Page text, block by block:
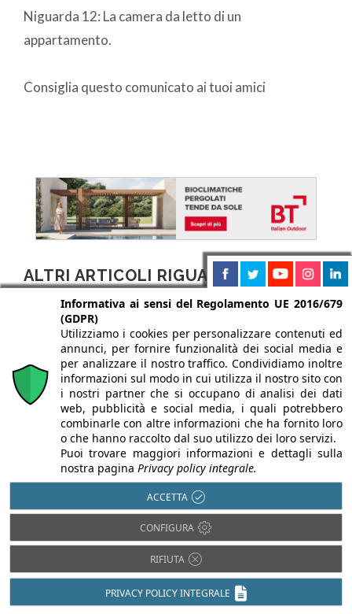
Niguarda 12: La camera da letto di un
appartamento.
Consiglia questo comunicato ai tuoi amici
ALTRI ARTICOLI RIGUARDANTI
L'AZIENDA
11/06/2019
BTICINO
Living Now
festeggia
nello
15/02/2018
BTICINO
Gestire la
luce non è
mai stato
tanto
semplice
Il nuovo
19/12/2017
BTICINO
Una
logistica
elettrica e
l’affidabilità
Informativa ai sensi del Regolamento UE 2016/679
(GDPR)
Utilizziamo i cookies per personalizzare contenuti ed
annunci, per fornire funzionalità dei social media e
per analizzare il nostro traffico. Condividiamo inoltre
informazioni sul modo in cui utilizza il nostro sito con
i nostri partner che si occupano di analisi dei dati
web, pubblicità e social media, i quali potrebbero
combinarle con altre informazioni che ha fornito loro
o che hanno raccolto dal suo utilizzo dei loro servizi.
Puoi trovare maggiori informazioni e dettagli sulla
nostra pagina Privacy policy integrale.
ACCETTA
CONFIGURA
RIFIUTA
PRIVACY POLICY INTEGRALE